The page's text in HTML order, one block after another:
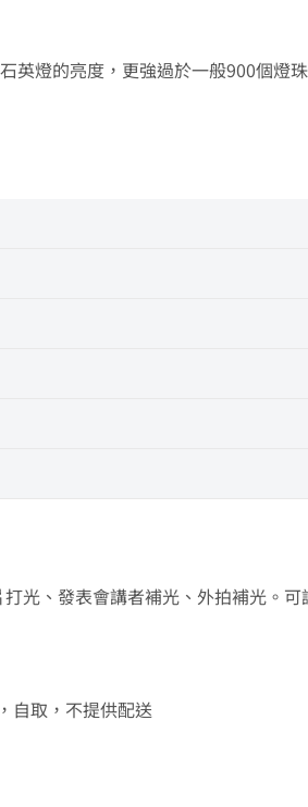
英燈的亮度，更強過於一般900個
光、發表會講者補光、外拍補光。
自取，不提供配送